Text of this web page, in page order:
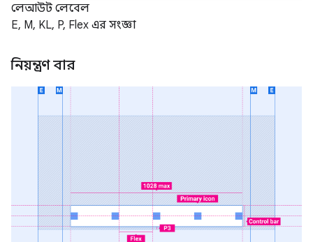
লেআউট লেবেল
E, M, KL, P, Flex এর সংজ্ঞা
নিয়ন্ত্রণ বার